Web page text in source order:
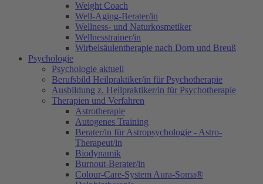
Weight Coach
Well-Aging-Berater/in
Wellness- und Naturkosmetiker
Wellnesstrainer/in
Wirbelsäulentherapie nach Dorn und Breuß
Psychologie
Psychologie aktuell
Berufsbild Heilpraktiker/in für Psychotherapie
Ausbildung z. Heilpraktiker/in für Psychotherapie
Therapien und Verfahren
Astrotherapie
Autogenes Training
Berater/in für Astropsychologie - Astro-
Therapeut/in
Biodynamik
Burnout-Berater/in
Colour-Care-System Aura-Soma®